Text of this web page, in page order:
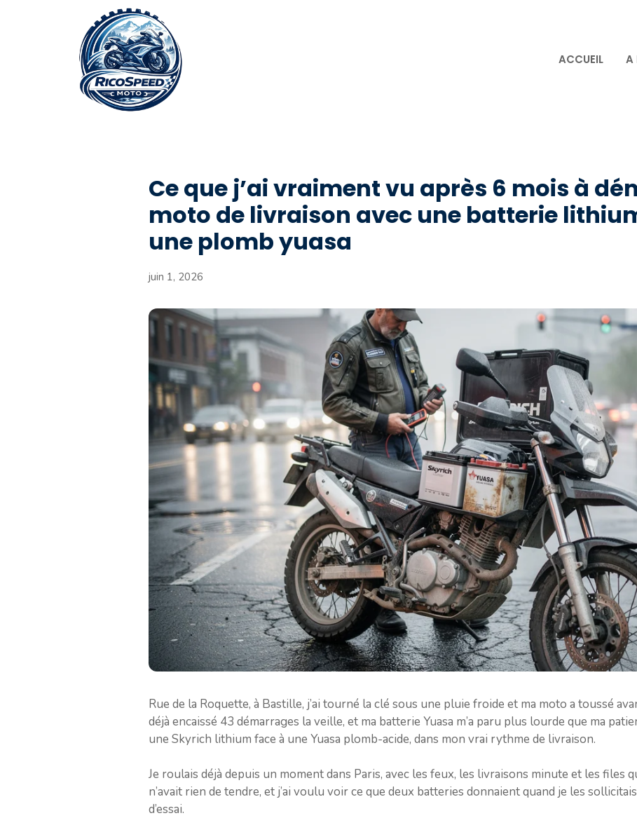
ACCUEIL A
Ce que j’ai vraiment vu après 6 mois à
moto de livraison avec une batterie
une plomb yuasa
juin 1, 2026
Rue de la Roquette, à Bastille, j’ai tourné la clé sous une pluie froide et ma moto a toussé
déjà encaissé 43 démarrages la veille, et ma batterie Yuasa m’a paru plus lourde que ma
une Skyrich lithium face à une Yuasa plomb-acide, dans mon vrai rythme de livraison.
Je roulais déjà depuis un moment dans Paris, avec les feux, les livraisons minute et les files
n’avait rien de tendre, et j’ai voulu voir ce que deux batteries donnaient quand je les
d’essai.